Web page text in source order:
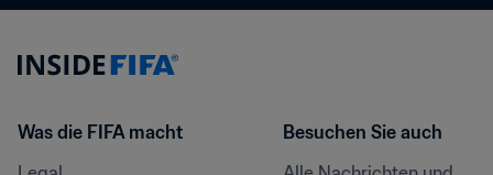
Was die FIFA macht
Besuchen Sie auch